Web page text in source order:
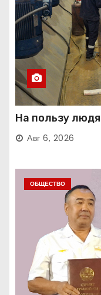
На пользу
Авг 6, 2026
ОБЩЕСТВО